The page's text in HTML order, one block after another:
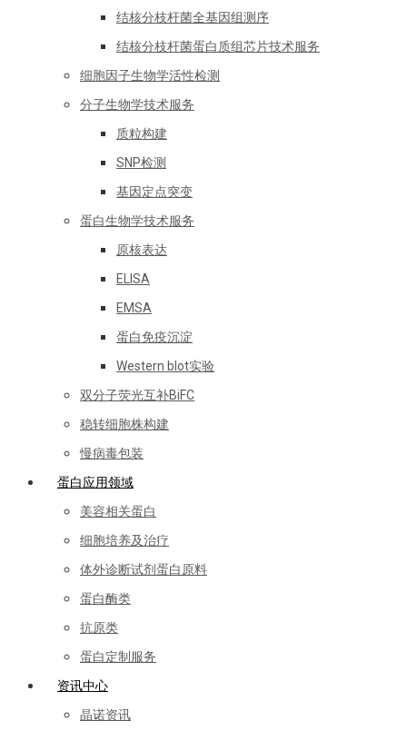
结核分枝杆菌全基因组测序
结核分枝杆菌蛋白质组芯片技术服务
细胞因子生物学活性检测
分子生物学技术服务
质粒构建
SNP检测
基因定点突变
蛋白生物学技术服务
原核表达
ELISA
EMSA
蛋白免疫沉淀
Western blot实验
双分子荧光互补BiFC
稳转细胞株构建
慢病毒包装
蛋白应用领域
美容相关蛋白
细胞培养及治疗
体外诊断试剂蛋白原料
蛋白酶类
抗原类
蛋白定制服务
资讯中心
晶诺资讯